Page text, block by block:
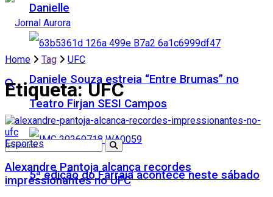
Danielle
Daniele Souza estreia “Entre Brumas” no
Teatro Firjan SESI Campos
5ª edição do Farraiá acontece neste sábado
Home Tag UFC
Etiqueta:UFC
Esportes
Alexandre Pantoja alcança recordes
impressionantes no UFC